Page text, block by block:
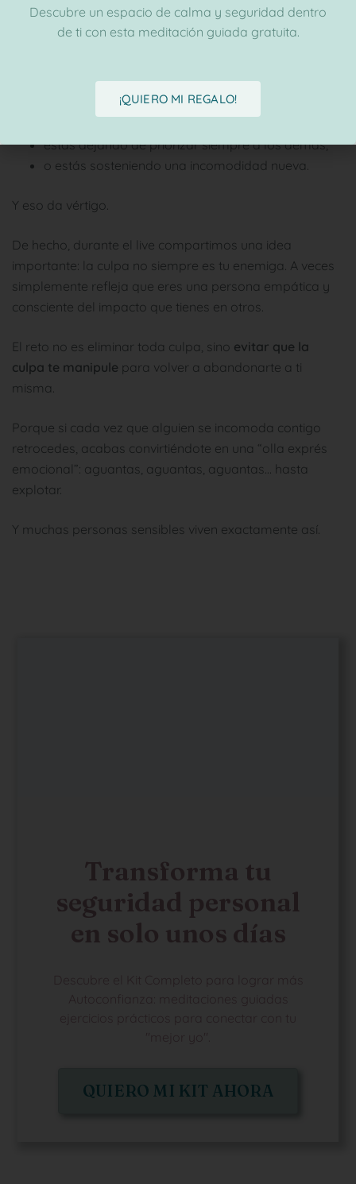
La culpa muchas veces aparece porque:
estás dejando de priorizar siempre a los demás,
o estás sosteniendo una incomodidad nueva.
Y eso da vértigo.
De hecho, durante el live compartimos una idea
importante: la culpa no siempre es tu enemiga. A veces
simplemente refleja que eres una persona empática y
consciente del impacto que tienes en otros.
El reto no es eliminar toda culpa, sino evitar que la
culpa te manipule para volver a abandonarte a ti
misma.
Porque si cada vez que alguien se incomoda contigo
retrocedes, acabas convirtiéndote en una “olla exprés
emocional”: aguantas, aguantas, aguantas… hasta
explotar.
Y muchas personas sensibles viven exactamente así.
Transforma tu
seguridad personal
en solo unos días
QUIERO MI KIT AHORA
Descubre un espacio de calma y seguridad dentro
de ti con esta meditación guiada gratuita.
¡QUIERO MI REGALO!